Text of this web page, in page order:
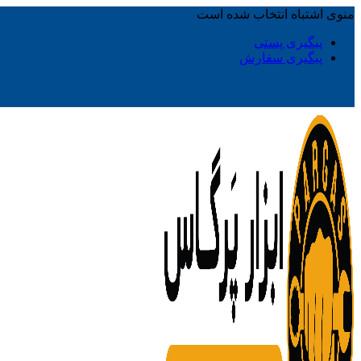
منوی اشتباه انتخاب شده است
پیگیری پستی
پیگیری سفارش